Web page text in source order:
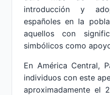
introducción y
españoles en la
aquellos con
simbólicos como
En América Central,
individuos con este
aproximadamente el